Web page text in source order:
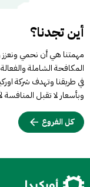
أين تجدنا؟
مهمتنا هي أن نحمي
المكافحة الشاملة
في طريقنا وتهدف شركة
وبأسعار لا تقبل المنافسة
كل الفروع